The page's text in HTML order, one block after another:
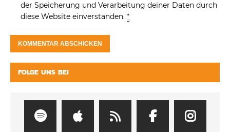
der Speicherung und Verarbeitung deiner Daten durch
diese Website einverstanden. *
FOLGE UNS BEI